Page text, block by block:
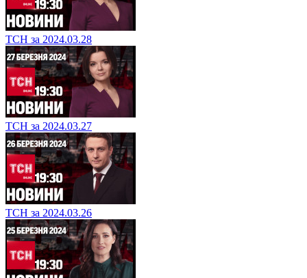
ТСН за 2024.03.28
ТСН за 2024.03.27
ТСН за 2024.03.26